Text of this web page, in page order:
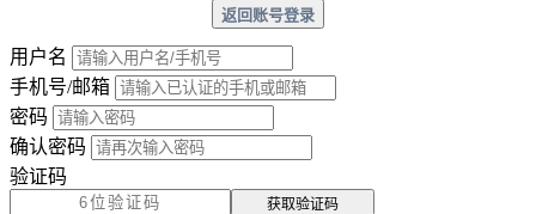
返回账号登录
用户名
手机号/邮箱
密码
确认密码
验证码
获取验证码